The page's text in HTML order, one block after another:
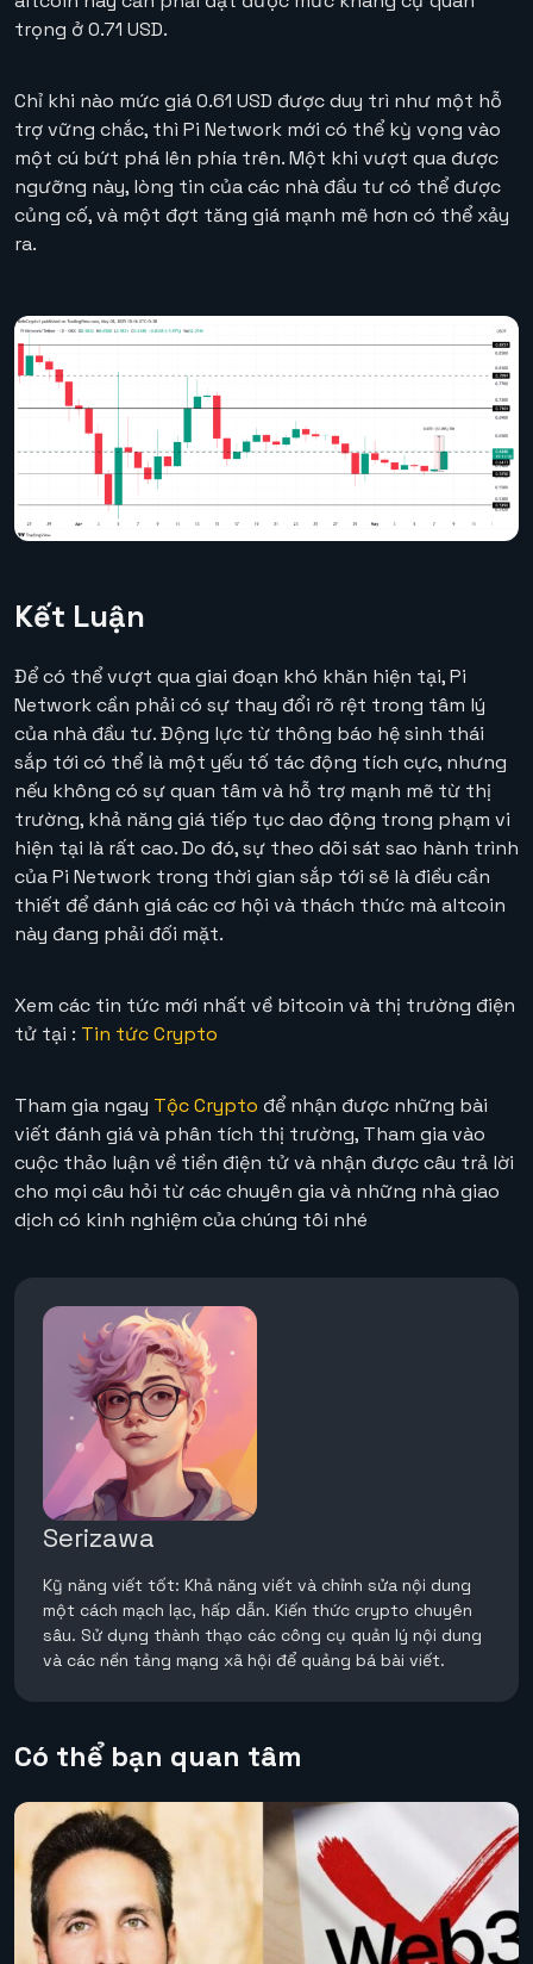
trọng ở 0.71 USD.
Chỉ khi nào mức giá 0.61 USD được duy trì như một hỗ
trợ vững chắc, thì Pi Network mới có thể kỳ vọng vào
một cú bứt phá lên phía trên. Một khi vượt qua được
ngưỡng này, lòng tin của các nhà đầu tư có thể được
củng cố, và một đợt tăng giá mạnh mẽ hơn có thể xảy
ra.
Kết Luận
Để có thể vượt qua giai đoạn khó khăn hiện tại, Pi
Network cần phải có sự thay đổi rõ rệt trong tâm lý
của nhà đầu tư. Động lực từ thông báo hệ sinh thái
sắp tới có thể là một yếu tố tác động tích cực, nhưng
nếu không có sự quan tâm và hỗ trợ mạnh mẽ từ thị
trường, khả năng giá tiếp tục dao động trong phạm vi
hiện tại là rất cao. Do đó, sự theo dõi sát sao hành trình
của Pi Network trong thời gian sắp tới sẽ là điều cần
thiết để đánh giá các cơ hội và thách thức mà altcoin
này đang phải đối mặt.
Xem các tin tức mới nhất về bitcoin và thị trường điện
tử tại : Tin tức Crypto
Tham gia ngay Tộc Crypto để nhận được những bài
viết đánh giá và phân tích thị trường, Tham gia vào
cuộc thảo luận về tiền điện tử và nhận được câu trả lời
cho mọi câu hỏi từ các chuyên gia và những nhà giao
dịch có kinh nghiệm của chúng tôi nhé
Serizawa
Kỹ năng viết tốt: Khả năng viết và chỉnh sửa nội dung
một cách mạch lạc, hấp dẫn. Kiến thức crypto chuyên
sâu. Sử dụng thành thạo các công cụ quản lý nội dung
và các nền tảng mạng xã hội để quảng bá bài viết.
Có thể bạn quan tâm